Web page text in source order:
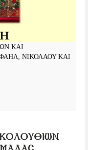
ΚΑΙ
ΝΙΚΟΛΑΟΥ ΚΑΙ